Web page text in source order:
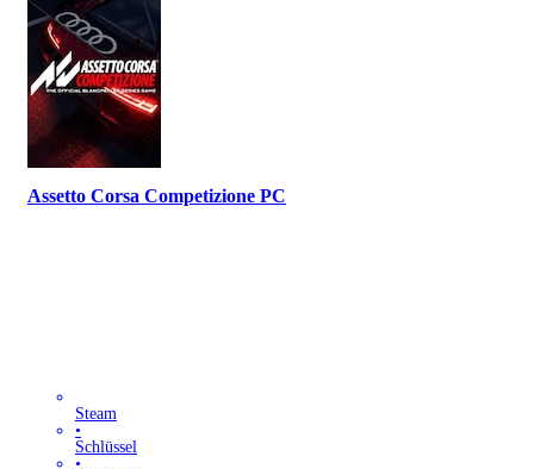
Assetto Corsa Competizione PC
Steam
•
Schlüssel
•